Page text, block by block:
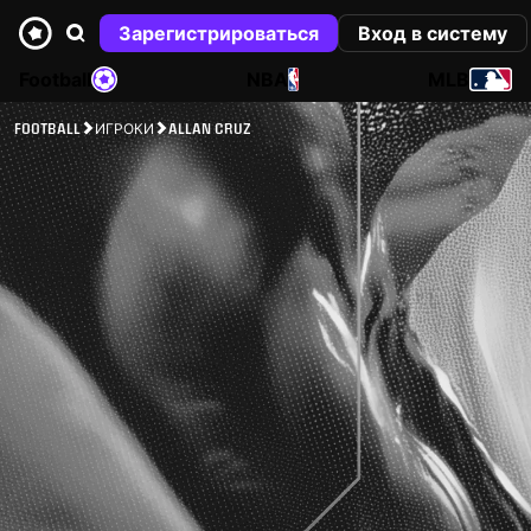
Зарегистрироваться
Вход в систему
NBA
FOOTBALL ИГРОКИ ALLAN CRUZ